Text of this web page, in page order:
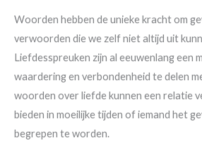
Woorden hebben de unieke kracht om
verwoorden die we zelf niet altijd uit
Liefdesspreuken zijn al eeuwenlang een
waardering en verbondenheid te delen
woorden over liefde kunnen een relatie
bieden in moeilijke tijden of iemand het
begrepen te worden.